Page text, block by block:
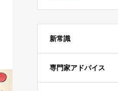
新常識
専門家アドバイス